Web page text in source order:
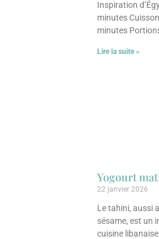
Inspiration
minutes
minutes
Lire la suite »
Yogourt
22 janvier 2026
Le tahini, aussi
sésame, est un
cuisine